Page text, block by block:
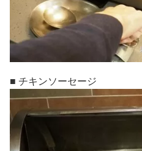
■ チキンソーセージ